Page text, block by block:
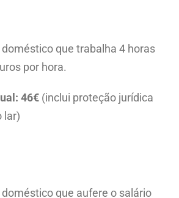
que trabalha 4 horas
por hora.
46€ (inclui proteção jurídica
lar)
que aufere o salário